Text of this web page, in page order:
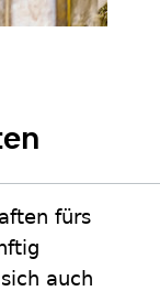
fürs
auch